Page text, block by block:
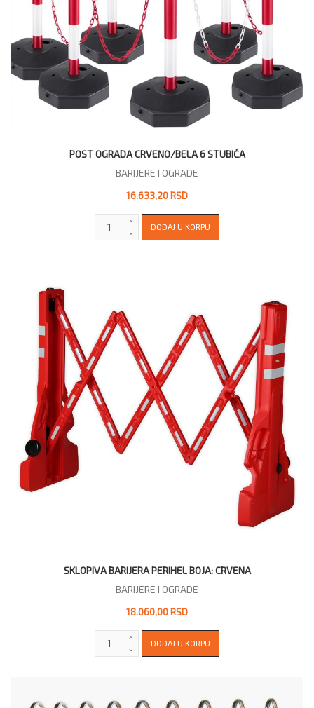
POST OGRADA CRVENO/BELA 6 STUBIĆA
BARIJERE I OGRADE
16.633,20 RSD
SKLOPIVA BARIJERA PERIHEL BOJA: CRVENA
BARIJERE I OGRADE
18.060,00 RSD